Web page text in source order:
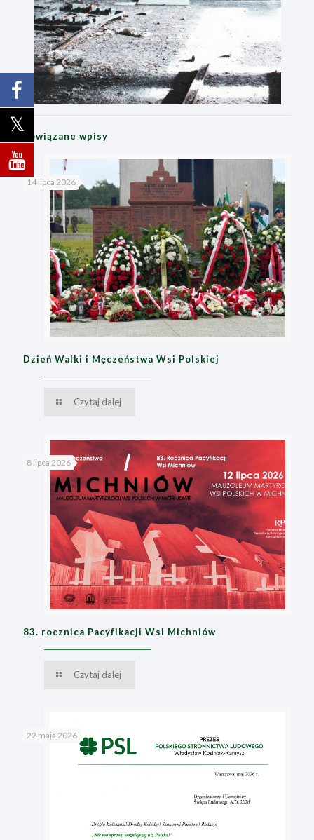
Powiązane wpisy
14 lipca 2026
Dzień Walki i Męczeństwa Wsi Polskiej
Czytaj dalej
8 lipca 2026
83. rocznica Pacyfikacji Wsi Michniów
Czytaj dalej
22 maja 2026